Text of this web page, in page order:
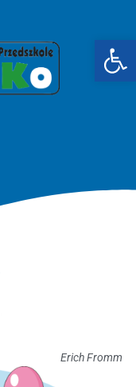
Erich Fromm